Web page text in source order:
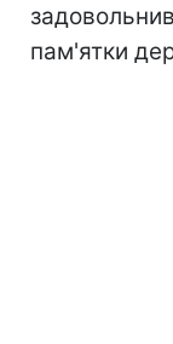
пам'ятки